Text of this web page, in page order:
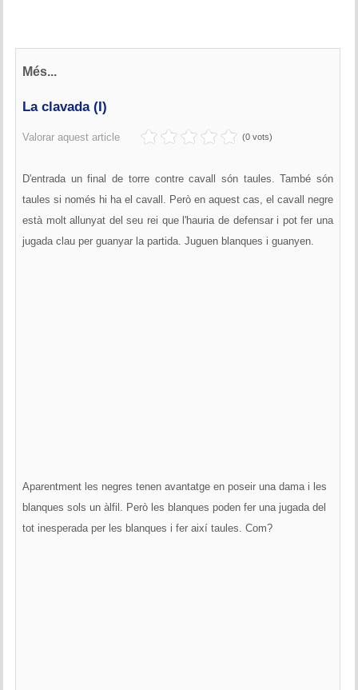
Més...
La clavada (I)
Valorar aquest article (0 vots)
D'entrada un final de torre contre cavall són taules. També són
taules si només hi ha el cavall. Però en aquest cas, el cavall negre
està molt allunyat del seu rei que l'hauria de defensar i pot fer una
jugada clau per guanyar la partida. Juguen blanques i guanyen.
Aparentment les negres tenen avantatge en poseir una dama i les
blanques sols un àlfil. Però les blanques poden fer una jugada del
tot inesperada per les blanques i fer així taules. Com?